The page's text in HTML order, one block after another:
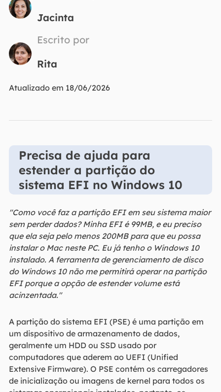
Jacinta
Escrito por
Rita
Atualizado em 18/06/2026
Precisa de ajuda para
estender a partição do
sistema EFI no Windows 10
"Como você faz a partição EFI em seu sistema maior
sem perder dados? Minha EFI é 99MB, e eu preciso
que ela seja pelo menos 200MB para que eu possa
instalar o Mac neste PC. Eu já tenho o Windows 10
instalado. A ferramenta de gerenciamento de disco
do Windows 10 não me permitirá operar na partição
EFI porque a opção de estender volume está
acinzentada."
A partição do sistema EFI (PSE) é uma partição em
um dispositivo de armazenamento de dados,
geralmente um HDD ou SSD usado por
computadores que aderem ao UEFI (Unified
Extensive Firmware). O PSE contém os carregadores
de inicialização ou imagens de kernel para todos os